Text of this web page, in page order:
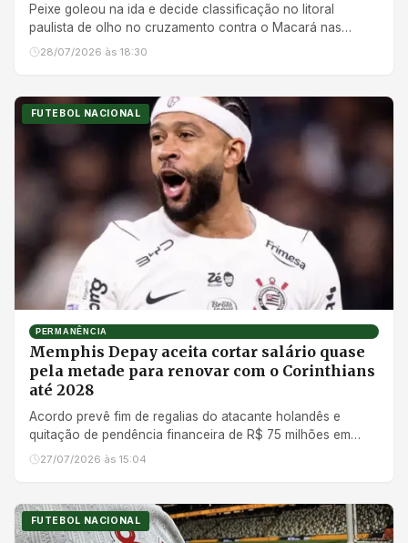
Peixe goleou na ida e decide classificação no litoral
paulista de olho no cruzamento contra o Macará nas
oitavas
28/07/2026 às 18:30
FUTEBOL NACIONAL
PERMANÊNCIA
Memphis Depay aceita cortar salário quase
pela metade para renovar com o Corinthians
até 2028
Acordo prevê fim de regalias do atacante holandês e
quitação de pendência financeira de R$ 75 milhões em
quatro vezes
27/07/2026 às 15:04
FUTEBOL NACIONAL